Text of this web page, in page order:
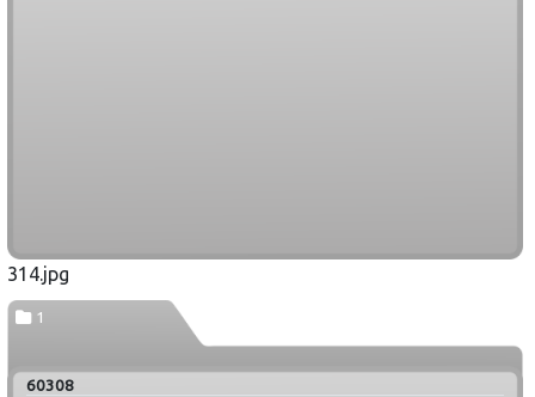
314.jpg
1
60308